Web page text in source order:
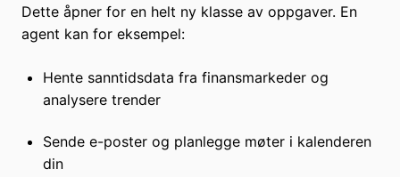
Dette åpner for en helt ny klasse av oppgaver. En
agent kan for eksempel:
Hente sanntidsdata fra finansmarkeder og
analysere trender
Sende e-poster og planlegge møter i kalenderen
din